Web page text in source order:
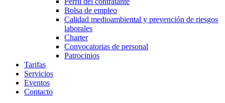
Bolsa de empleo
Calidad medioambiental y prevención de riesgos
laborales
Charter
Convocatorias de personal
Patrocinios
Tarifas
Servicios
Eventos
Contacto